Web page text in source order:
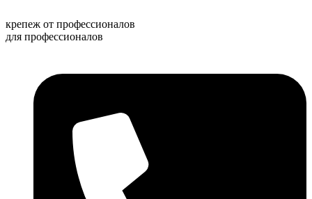
к
содержимому
крепеж от профессионалов
для профессионалов